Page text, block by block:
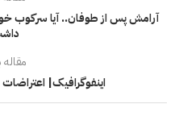
آرامش پس از طوفان.. آیا سرکوب
اینفوگرافیک| اعتراضات